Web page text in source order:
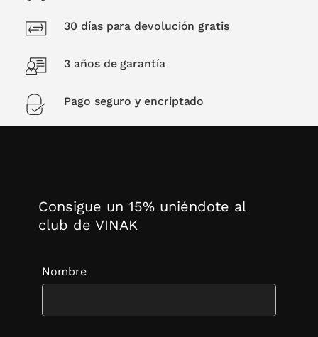
30 días para devolución gratis
3 años de garantía
Pago seguro y encriptado
Consigue un 15% uniéndote al
club de VINAK
Nombre